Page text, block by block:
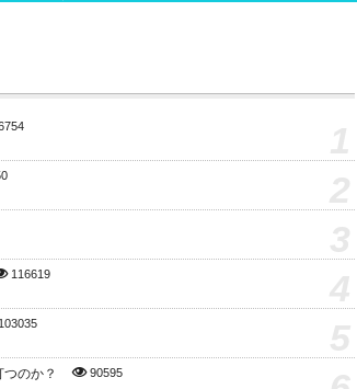
116619
103035
のか？ 90595